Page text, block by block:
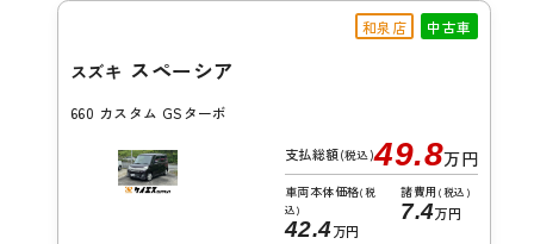
和泉店 中古車
スズキ スペーシア
660 カスタム GSターボ
支払総額(税込)49.8万円
車両本体価格(税
込)
42.4万円
諸費用 (税込)
7.4万円